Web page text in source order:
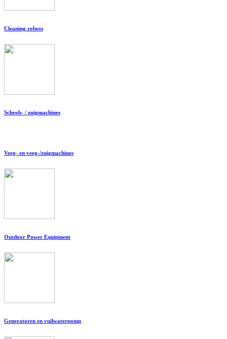
Cleaning robots
Schrob- / zuigmachines
Veeg- en veeg-/zuigmachines
Outdoor Power Equipment
Generatoren en vuilwaterpomp